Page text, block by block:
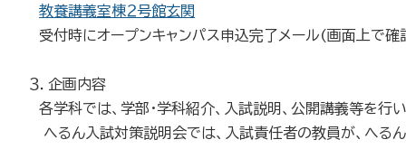
教養講義室棟２号館玄関
受付時にオープンキャンパス申込完了メール(画面上で
３．企画内容
各学科では、学部・学科紹介、入試説明、公開講義等を行い
へるん入試対策説明会では、入試責任者の教員が、へる